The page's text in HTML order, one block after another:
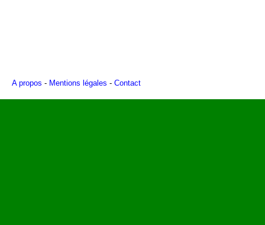
A propos - Mentions légales - Contact